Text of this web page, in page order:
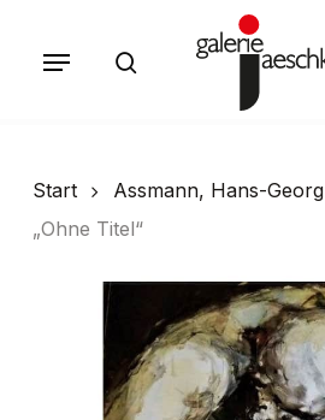
search
Menu Cart
Start Assmann, Hans-Georg
„Ohne Titel“